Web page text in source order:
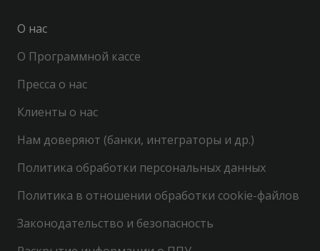
О нас
О Программной кассе
Пресса о нас
Клиенты о нас
Нам доверяют (банки, интеграторы и др.)
Политика обработки персональных данных
Политика в отношении обработки cookie-файлов
Законодательство и безопасность